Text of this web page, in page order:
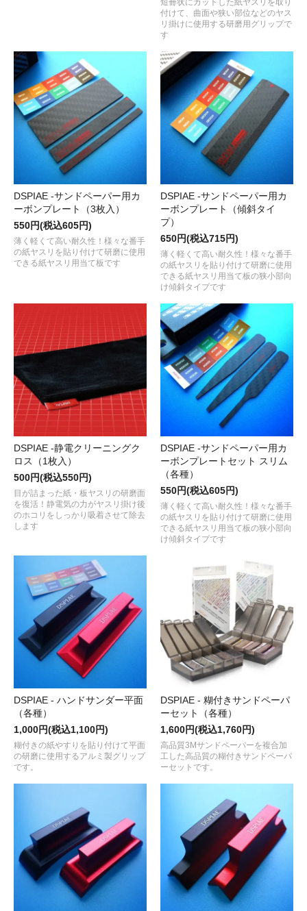
短冊状にカットした紙ヤスリを取り
付けて、曲面や狭い部位などのヤス
リ掛けに使用する研磨用グリップで
す
DSPIAE -サンドペーパー用カ
ーボンプレート（3枚入）
550円(税込605円)
薄く軽くて高い耐久性！様々な番手
の紙ヤスリを貼り付けて研磨に使用
できる紙ヤスリ用当て板です
DSPIAE -サンドペーパー用カ
ーボンプレート（傾斜タイ
プ）
650円(税込715円)
薄く軽くて高い耐久性！様々な番手
の紙ヤスリを貼り付けて研磨に使用
できる紙ヤスリ用当て板の狭小部向
け傾斜タイプです
DSPIAE -静電クリーニングク
ロス（1枚入）
500円(税込550円)
目が詰まった紙・板ヤスリの研磨面
を復活！静電気の力がヤスリ掛け後
のホコリをしっかり吸着させて除去
します
DSPIAE -サンドペーパー用カ
ーボンプレートセット スリム
（各種）
550円(税込605円)
薄く軽くて高い耐久性！様々な番手
の紙ヤスリを貼り付けて研磨に使用
できる紙ヤスリ用当て板の狭小部向
け傾斜タイプです
DSPIAE - ハンドサンダー平面
（各種）
1,000円(税込1,100円)
糊付きの紙やすりを貼り付けて平面
の研磨に使用するアルミ製グリップ
です。
DSPIAE - 糊付きサンドペーパ
ーセット（各種）
1,600円(税込1,760円)
高品質3Mサンドペーパーを複合加
工した高品質の糊付きサンドペーパ
ーセットです。